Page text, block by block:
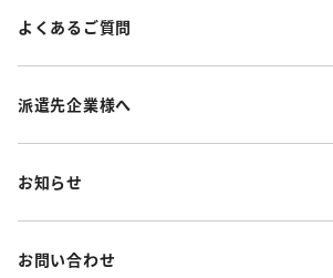
よくあるご質問
派遣先企業様へ
お知らせ
お問い合わせ